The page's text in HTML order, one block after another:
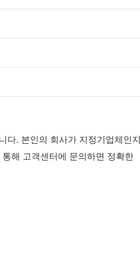
다. 본인의 회사가 지정기업체인지
통해 고객센터에 문의하면 정확한